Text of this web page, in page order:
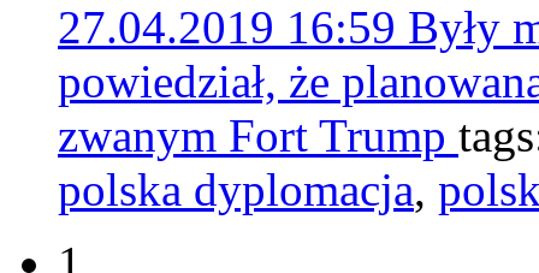
27.04.2019 16:59 Były
powiedział, że
zwanym Fort Trump
polska dyplomacja,